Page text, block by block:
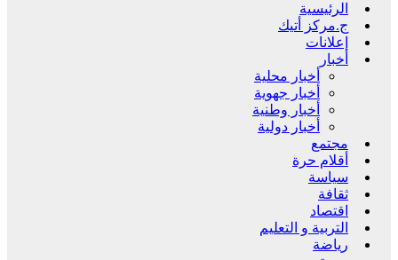
الرئيسية
ج.مركز أتيك
إعلانات
أخبار
أخبار محلية
أخبار جهوية
أخبار وطنية
أخبار دولية
مجتمع
أقلام حرة
سياسة
ثقافة
اقتصاد
التربية و التعليم
رياضة